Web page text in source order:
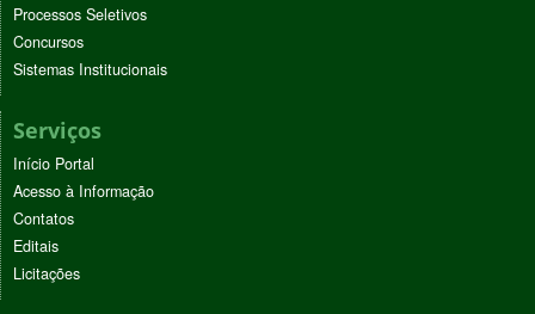
Processos Seletivos
Concursos
Sistemas Institucionais
Serviços
Início Portal
Acesso à Informação
Contatos
Editais
Licitações